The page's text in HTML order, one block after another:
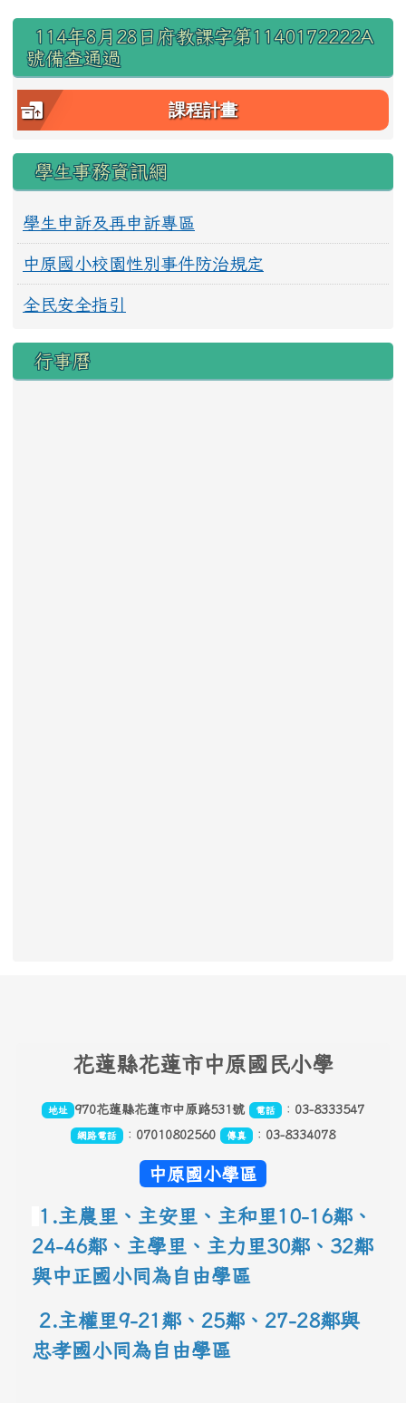
右邊區域內容
114年8月28日府教課字第1140172222A
號備查通過
課程計畫
學生事務資訊網
學生申訴及再申訴專區
中原國小校園性別事件防治規定
全民安全指引
行事曆
花蓮縣花蓮市中原國民小學
地址 970花蓮縣花蓮市中原路531號 電話 ： 03-8333547
網路電話 ： 07010802560 傳真 ： 03-8334078
中原國小學區
1.主農里、主安里、主和里10-16鄰 、
24-46鄰、主學里、主力里30鄰 、 32鄰
與中正國小同為自由學區
2.主權里9-21鄰、25鄰 、 27-28鄰與
忠孝國小同為自由學區